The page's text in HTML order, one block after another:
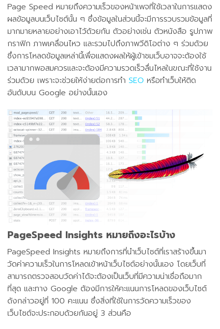
Page Speed หมายถึงความเร็วของหน้าเพจที่ใช้เวลาในการแสดง
ผลข้อมูลบนเว็บไซต์นั้น ๆ ซึ่งข้อมูลในส่วนนี้จะมีการรวบรวมข้อมูลที่
มากมายหลายอย่างเอาไว้ด้วยกัน ตัวอย่างเช่น ตัวหนังสือ รูปภาพ
กราฟิก ภาพเคลื่อนไหว และรวมไปถึงภาพวีดิโอต่าง ๆ ร่วมด้วย
ซึ่งการโหลดข้อมูลเหล่านี้เพื่อแสดงผลให้ผู้เข้าชมเว็บอาจจะต้องใช้
เวลามากพอสมควรและจะต้องมีความรวดเร็วลื่นไหลในขณะที่ใช้งาน
ร่วมด้วย เพราะจะช่วยให้ง่ายต่อการทำ SEO หรือทำเว็บให้ติด
อันดับบน Google อย่างนั้นเอง
PageSpeed Insights หมายถึงอะไรบ้าง
PageSpeed Insights หมายถึงการที่นำเว็บไซต์ที่เราสร้างขึ้นมา
วัดค่าความเร็วในการโหลดเข้าหน้าเว็บไซต์อย่างนั้นเอง โดยเว็บที่
สามารถตรวจสอบวัดค่าได้จะต้องเป็นเว็บที่มีความน่าเชื่อถือมาก
ที่สุด และทาง Google ต้องมีการให้คะแนนการโหลดของเว็บไซต์
ดังกล่าวอยู่ที่ 100 คะแนน ซึ่งสิ่งที่ใช้ในการวัดความเร็วของ
เว็บไซต์จะประกอบด้วยกันอยู่ 3 ส่วนคือ